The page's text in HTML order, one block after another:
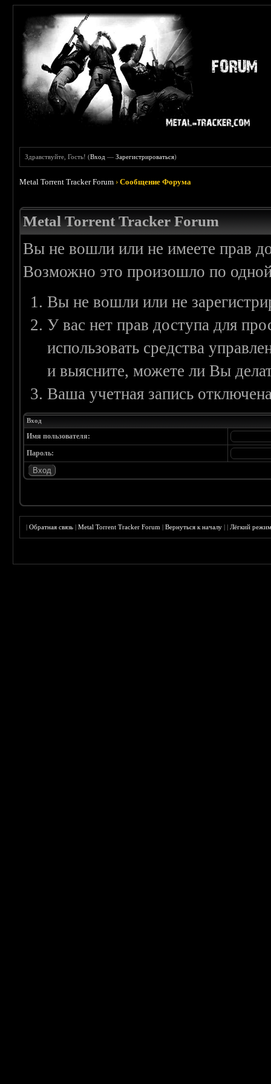
Здравствуйте, Гость! (Вход —Зарегистрироваться)
Metal Torrent Tracker Forum ›Сообщение Форума
Metal Torrent Tracker Forum
Вы не вошли или не имеете прав
Возможно это произошло по
Вы не вошли или не
У вас нет прав доступа для
использовать средства
и выясните, можете ли Вы
Ваша учетная запись
Вход
Имя пользователя:
Пароль:
|Обратная связь |Metal Torrent Tracker Forum |Вернуться к началу ||Лёгкий